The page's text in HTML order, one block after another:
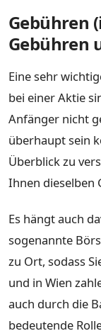
Gebühren
Gebühren
Eine sehr
bei einer Aktie
Anfänger nicht
überhaupt sein
Überblick zu
Ihnen dieselben
Es hängt auch
sogenannte
zu Ort, sodass
und in Wien
auch durch die
bedeutende